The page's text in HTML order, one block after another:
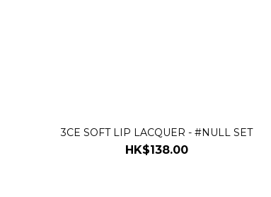
3CE SOFT LIP LACQUER - #NULL SET
HK$138.00